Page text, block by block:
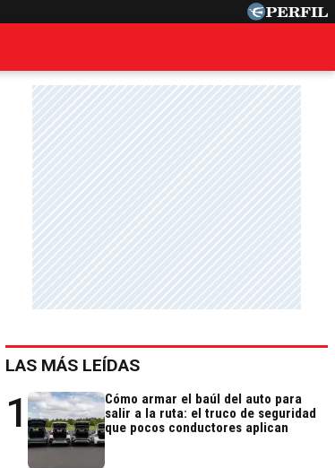
LAS MÁS LEÍDAS
1
Cómo armar el baúl del auto para
salir a la ruta: el truco de seguridad
que pocos conductores aplican